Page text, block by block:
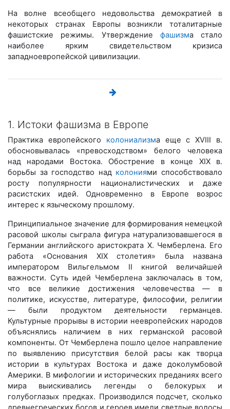
На волне всеобщего недовольства демократией в
некоторых странах Европы возникли тоталитарные
фашистские режимы. Утверждение фашизма стало
наиболее ярким свидетельством кризиса
западноевропейской цивилизации.
1. Истоки фашизма в Европе
Практика европейского колониализма еще с XVIII в.
обосновывалась «превосходством» белого человека
над народами Востока. Обострение в конце XIX в.
борьбы за господство над колониями способствовало
росту популярности националистических и даже
расистских идей. Одновременно в Европе возрос
интерес к языческому прошлому.
Принципиальное значение для формирования немецкой
расовой школы сыграла фигура натурализовавшегося в
Германии английского аристократа Х. Чемберлена. Его
работа «Основания XIX столетия» была названа
императором Вильгельмом II книгой величайшей
важности. Суть идей Чемберлена заключалась в том,
что все великие достижения человечества — в
политике, искусстве, литературе, философии, религии
— были продуктом деятельности германцев.
Культурные прорывы в истории неевропейских народов
объяснялись наличием в них германской расовой
компоненты. От Чемберлена пошло целое направление
по выявлению присутствия белой расы как творца
истории в культурах Востока и даже доколумбовой
Америки. В мифологии и исторических преданиях всего
мира выискивались легенды о белокурых и
голубоглазых предках. Производился подсчет, сколько